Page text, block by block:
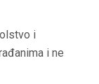
i
i ne